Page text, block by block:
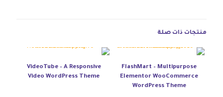
منتجات ذات صلة
FlashMart – Multipurpose
Elementor WooCommerce
WordPress Theme
VideoTube – A Responsive
Video WordPress Theme